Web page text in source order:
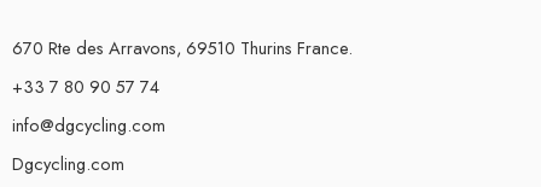
670 Rte des Arravons, 69510 Thurins France.
+33 7 80 90 57 74
info@dgcycling.com
Dgcycling.com